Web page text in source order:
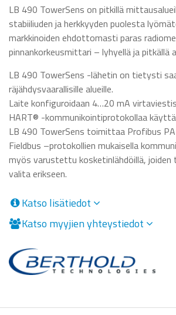
LB 490 TowerSens on pitkillä
stabiiliuden ja herkkyyden puolesta
markkinoiden ehdottomasti paras
pinnankorkeusmittari – lyhyellä ja pitkällä
LB 490 TowerSens -lähetin on tietysti
räjähdysvaarallisille alueille.
Laite konfiguroidaan 4…20 mA
HART® -kommunikointiprotokollaa
LB 490 TowerSens toimittaa Profibus
Fieldbus –protokollien mukaisella
myös varustettu kosketinlähdöillä, joiden
valita erikseen.
Katso lisätiedot
Katso myyjien yhteystiedot